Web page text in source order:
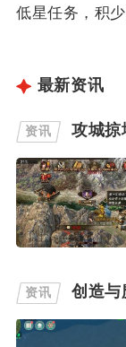
低星任务，积
最新资讯
资讯 攻城掠
资讯 创造与